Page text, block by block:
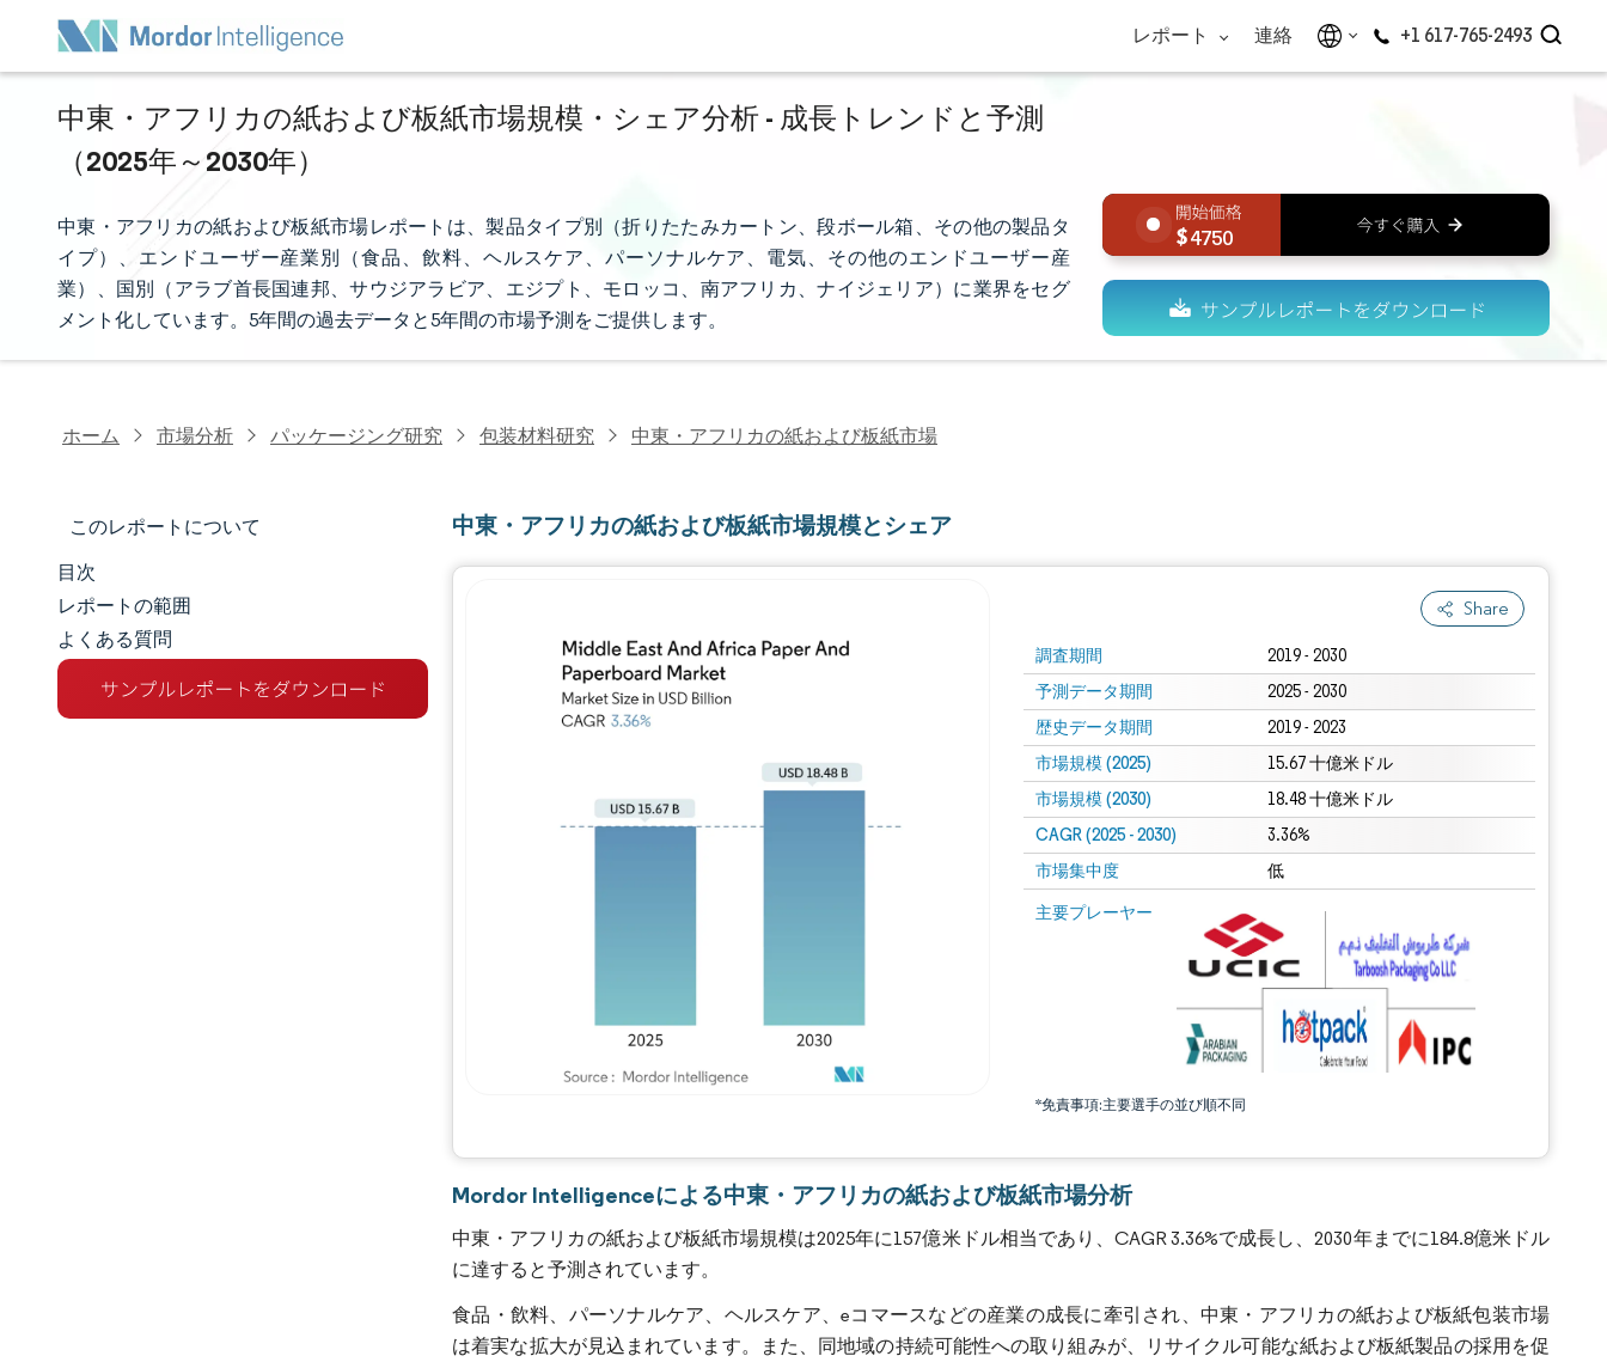
レポート 連絡 +1 617-765-2493
中東・アフリカの紙および板紙市場規模・シェア分析 - 成長トレンドと予測
（2025年～2030年）
中東・アフリカの紙および板紙市場レポートは、製品タイプ別（折りたたみカートン、段ボール箱、その他の製品タ
イプ）、エンドユーザー産業別（食品、飲料、ヘルスケア、パーソナルケア、電気、その他のエンドユーザー産
業）、国別（アラブ首長国連邦、サウジアラビア、エジプト、モロッコ、南アフリカ、ナイジェリア）に業界をセグ
メント化しています。5年間の過去データと5年間の市場予測をご提供します。
4750
ホーム 市場分析 パッケージング研究 包装材料研究 中東・アフリカの紙および板紙市場
このレポートについて
マーケットスナップショット
市場概要
主な市場動向
目次
レポートの範囲
よくある質問
中東・アフリカの紙および板紙市場規模とシェア
Share
調査期間 2019 - 2030
予測データ期間 2025 - 2030
歴史データ期間 2019 - 2023
市場規模 (2025) 15.67 十億米ドル
市場規模 (2030) 18.48 十億米ドル
CAGR (2025 - 2030) 3.36%
市場集中度 低
主要プレーヤー
*免責事項:主要選手の並び順不同
Mordor Intelligenceによる中東・アフリカの紙および板紙市場分析
中東・アフリカの紙および板紙市場規模は2025年に157億米ドル相当であり、CAGR 3.36%で成長し、2030年までに184.8億米ドル
に達すると予測されています。
食品・飲料、パーソナルケア、ヘルスケア、eコマースなどの産業の成長に牽引され、中東・アフリカの紙および板紙包装市場
は着実な拡大が見込まれています。また、同地域の持続可能性への取り組みが、リサイクル可能な紙および板紙製品の採用を促